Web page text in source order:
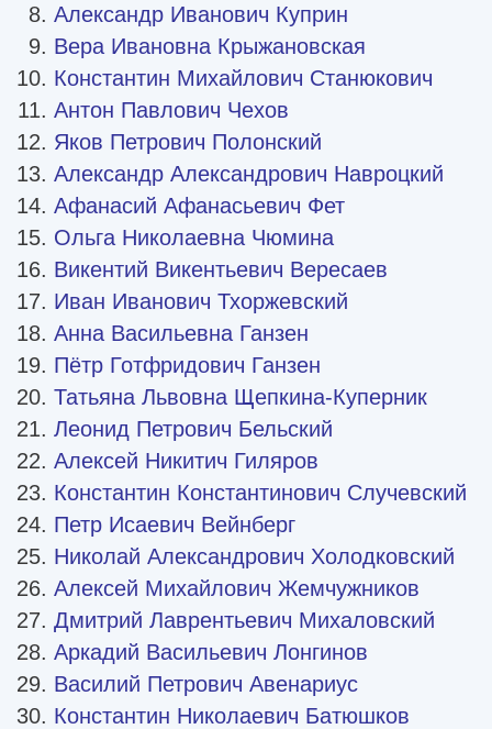
Александр Иванович Куприн
Вера Ивановна Крыжановская
Константин Михайлович Станюкович
Антон Павлович Чехов
Яков Петрович Полонский
Александр Александрович Навроцкий
Афанасий Афанасьевич Фет
Ольга Николаевна Чюмина
Викентий Викентьевич Вересаев
Иван Иванович Тхоржевский
Анна Васильевна Ганзен
Пётр Готфридович Ганзен
Татьяна Львовна Щепкина-Куперник
Леонид Петрович Бельский
Алексей Никитич Гиляров
Константин Константинович Случевский
Петр Исаевич Вейнберг
Николай Александрович Холодковский
Алексей Михайлович Жемчужников
Дмитрий Лаврентьевич Михаловский
Аркадий Васильевич Лонгинов
Василий Петрович Авенариус
Константин Николаевич Батюшков